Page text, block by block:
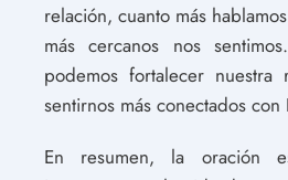
relación, cuanto más
más cercanos nos
podemos fortalecer
sentirnos más conectados con
En resumen, la oración